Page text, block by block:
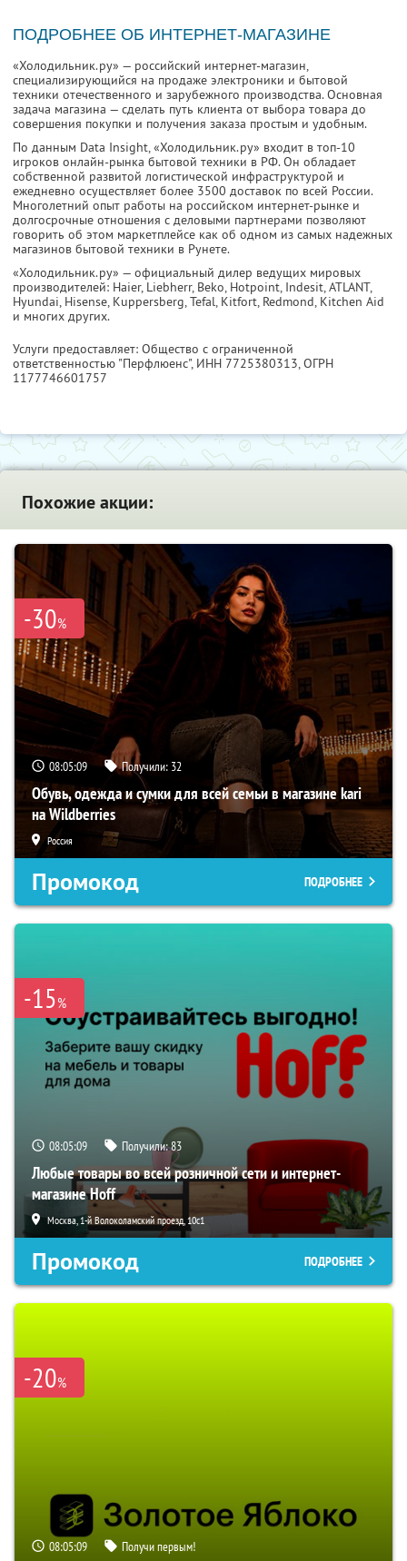
ПОДРОБНЕЕ ОБ ИНТЕРНЕТ-МАГАЗИНЕ
«Холодильник.ру» — российский интернет-магазин,
специализирующийся на продаже электроники и бытовой
техники отечественного и зарубежного производства. Основная
задача магазина — сделать путь клиента от выбора товара до
совершения покупки и получения заказа простым и удобным.
По данным Data Insight, «Холодильник.ру» входит в топ-10
игроков онлайн-рынка бытовой техники в РФ. Он обладает
собственной развитой логистической инфраструктурой и
ежедневно осуществляет более 3500 доставок по всей России.
Многолетний опыт работы на российском интернет-рынке и
долгосрочные отношения с деловыми партнерами позволяют
говорить об этом маркетплейсе как об одном из самых надежных
магазинов бытовой техники в Рунете.
«Холодильник.ру» — официальный дилер ведущих мировых
производителей: Haier, Liebherr, Beko, Hotpoint, Indesit, ATLANT,
Hyundai, Hisense, Kuppersberg, Tefal, Kitfort, Redmond, Kitchen Aid
и многих других.
Услуги предоставляет: Общество с ограниченной
ответственностью "Перфлюенс", ИНН 7725380313, ОГРН
1177746601757
Похожие акции:
-30%
08:05:08 Получили: 32
Обувь, одежда и сумки для всей семьи в магазине kari
на Wildberries
Россия
Промокод ПОДРОБНЕЕ
-15%
08:05:08 Получили:83
Любые товары во всей розничной сети и интернет-
магазине Hoff
Москва, 1-й Волоколамский проезд, 10с1
Промокод ПОДРОБНЕЕ
-20%
08:05:08 Получи первым!